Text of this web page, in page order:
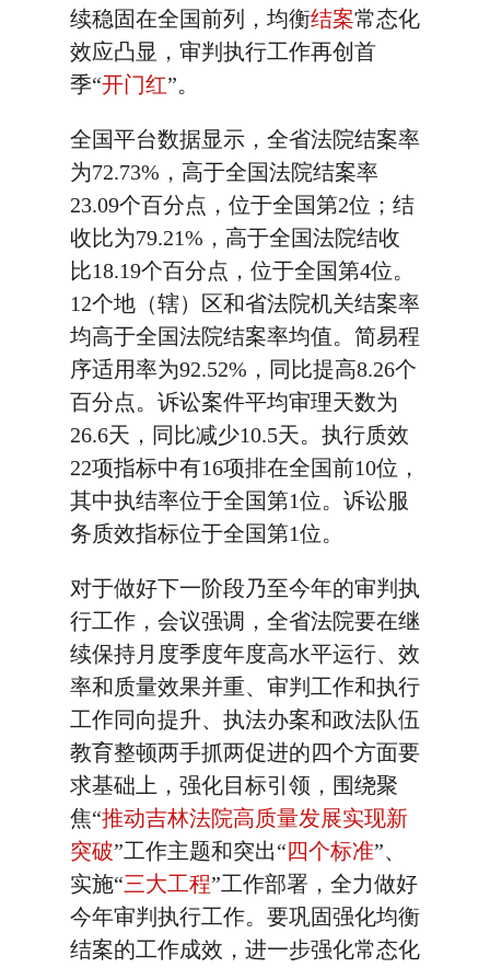
续稳固在全国前列，均衡结案常态化
效应凸显，审判执行工作再创首
季“开门红”。
全国平台数据显示，全省法院结案率
为72.73%，高于全国法院结案率
23.09个百分点，位于全国第2位；结
收比为79.21%，高于全国法院结收
比18.19个百分点，位于全国第4位。
12个地（辖）区和省法院机关结案率
均高于全国法院结案率均值。简易程
序适用率为92.52%，同比提高8.26个
百分点。诉讼案件平均审理天数为
26.6天，同比减少10.5天。执行质效
22项指标中有16项排在全国前10位，
其中执结率位于全国第1位。诉讼服
务质效指标位于全国第1位。
对于做好下一阶段乃至今年的审判执
行工作，会议强调，全省法院要在继
续保持月度季度年度高水平运行、效
率和质量效果并重、审判工作和执行
工作同向提升、执法办案和政法队伍
教育整顿两手抓两促进的四个方面要
求基础上，强化目标引领，围绕聚
焦“推动吉林法院高质量发展实现新
突破”工作主题和突出“四个标准”、
实施“三大工程”工作部署，全力做好
今年审判执行工作。要巩固强化均衡
结案的工作成效，进一步强化常态化